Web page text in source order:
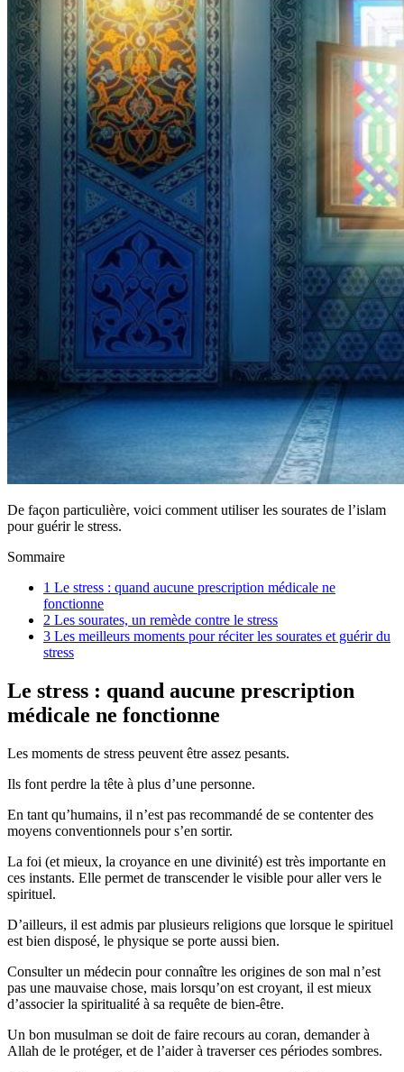
De façon particulière, voici comment utiliser les sourates de l’islam
pour guérir le stress.
Sommaire
1 Le stress : quand aucune prescription médicale ne
fonctionne
2 Les sourates, un remède contre le stress
3 Les meilleurs moments pour réciter les sourates et guérir du
stress
Le stress : quand aucune prescription
médicale ne fonctionne
Les moments de stress peuvent être assez pesants.
Ils font perdre la tête à plus d’une personne.
En tant qu’humains, il n’est pas recommandé de se contenter des
moyens conventionnels pour s’en sortir.
La foi (et mieux, la croyance en une divinité) est très importante en
ces instants. Elle permet de transcender le visible pour aller vers le
spirituel.
D’ailleurs, il est admis par plusieurs religions que lorsque le spirituel
est bien disposé, le physique se porte aussi bien.
Consulter un médecin pour connaître les origines de son mal n’est
pas une mauvaise chose, mais lorsqu’on est croyant, il est mieux
d’associer la spiritualité à sa requête de bien-être.
Un bon musulman se doit de faire recours au coran, demander à
Allah de le protéger, et de l’aider à traverser ces périodes sombres.